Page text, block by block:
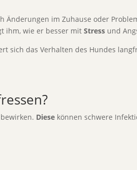
im Zuhause oder
ihm, wie er besser mit Stress und
sich das Verhalten des Hundes
Diese können schwere